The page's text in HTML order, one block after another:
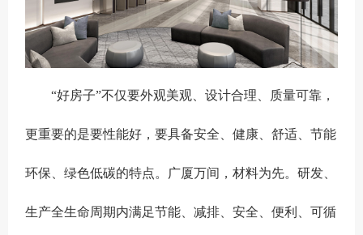
“好房子”不仅要外观美观、设计合理、质量可靠，
更重要的是要性能好，要具备安全、健康、舒适、节能
环保、绿色低碳的特点。广厦万间，材料为先。研发、
生产全生命周期内满足节能、减排、安全、便利、可循